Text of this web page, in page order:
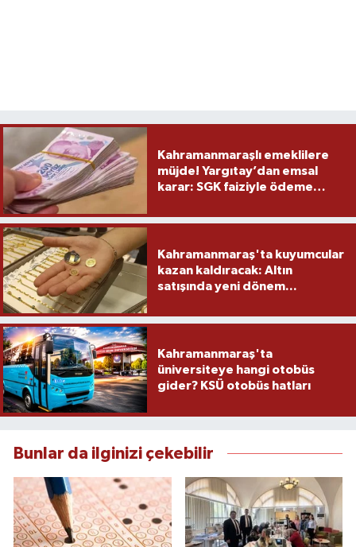
Kahramanmaraşlı emeklilere
müjde! Yargıtay’dan emsal
karar: SGK faiziyle ödeme
Kahramanmaraş'ta kuyumcular
kazan kaldıracak: Altın
satışında yeni dönem...
Kahramanmaraş'ta
üniversiteye hangi otobüs
gider? KSÜ otobüs hatları
Bunlar da ilginizi çekebilir